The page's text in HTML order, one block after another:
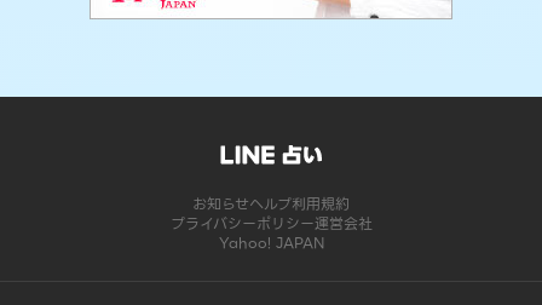
お知らせヘルプ利用規約
プライバシーポリシー運営会社
Yahoo! JAPAN